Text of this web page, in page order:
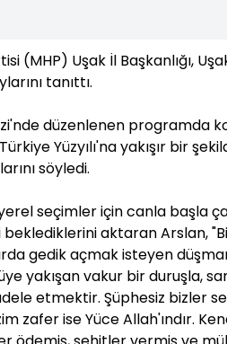
(MHP) Uşak İl Başkanlığı,
tanıttı.
düzenlenen programda
Yüzyılı'na yakışır bir
söyledi.
seçimler için canla başla
aktaran Arslan,
gedik açmak isteyen
yakışan vakur bir duruşla,
etmektir. Şüphesiz bizler
zafer ise Yüce Allah'ındır.